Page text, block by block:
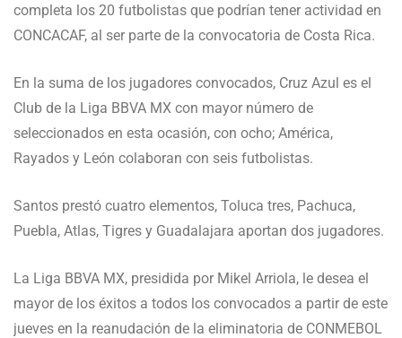
completa los 20 futbolistas que podrían tener actividad en
CONCACAF, al ser parte de la convocatoria de Costa Rica.
En la suma de los jugadores convocados, Cruz Azul es el
Club de la Liga BBVA MX con mayor número de
seleccionados en esta ocasión, con ocho; América,
Rayados y León colaboran con seis futbolistas.
Santos prestó cuatro elementos, Toluca tres, Pachuca,
Puebla, Atlas, Tigres y Guadalajara aportan dos jugadores.
La Liga BBVA MX, presidida por Mikel Arriola, le desea el
mayor de los éxitos a todos los convocados a partir de este
jueves en la reanudación de la eliminatoria de CONMEBOL